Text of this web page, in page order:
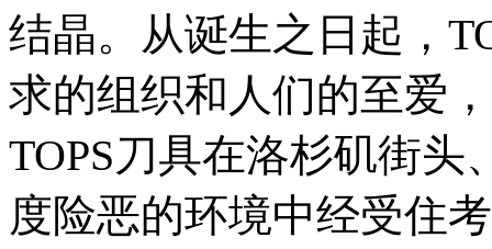
结晶。从诞生之日起，
求的组织和人们的至爱
TOPS刀具在洛杉矶街
度险恶的环境中经受住